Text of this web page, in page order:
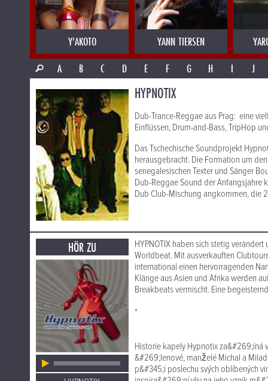
Y'AKOTO YANN TIERSEN
A
B C D E F G H I J
HYPNOTIX
Dub-Trance-Reggae aus Prag: eine
Einflüssen, Drum-and-Bass, TripHop
Das Tschechische Soundprojekt
herausgebracht. Die Formation um
senegalesischen Texter und Sänger
Dub-Reggae Sound der Anfangsjahre
Dub Club-Mischung angkommen, die
HÖR ZU
HYPNOTIX haben sich stetig
Worldbeat. Mit ausverkauften
international einen hervorragenden
Klänge aus Asien und Afrika werden
Breakbeats vermischt. Eine
*
Historie kapely Hypnotix za&#269;íná
&#269;lenové, manželé Michal a
p&#345;i poslechu svých oblíbených